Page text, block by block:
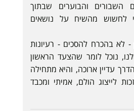
השבורים והבוערים שבתוך
לחשוש מהשיח על נושאים
- לא בהכרח להסכים - רעיונות
נוכל לומר שהצעד הראשון
עדיין ארוכה, והיא מתחילה
לייצוג הולם, אמיתי ומכבד